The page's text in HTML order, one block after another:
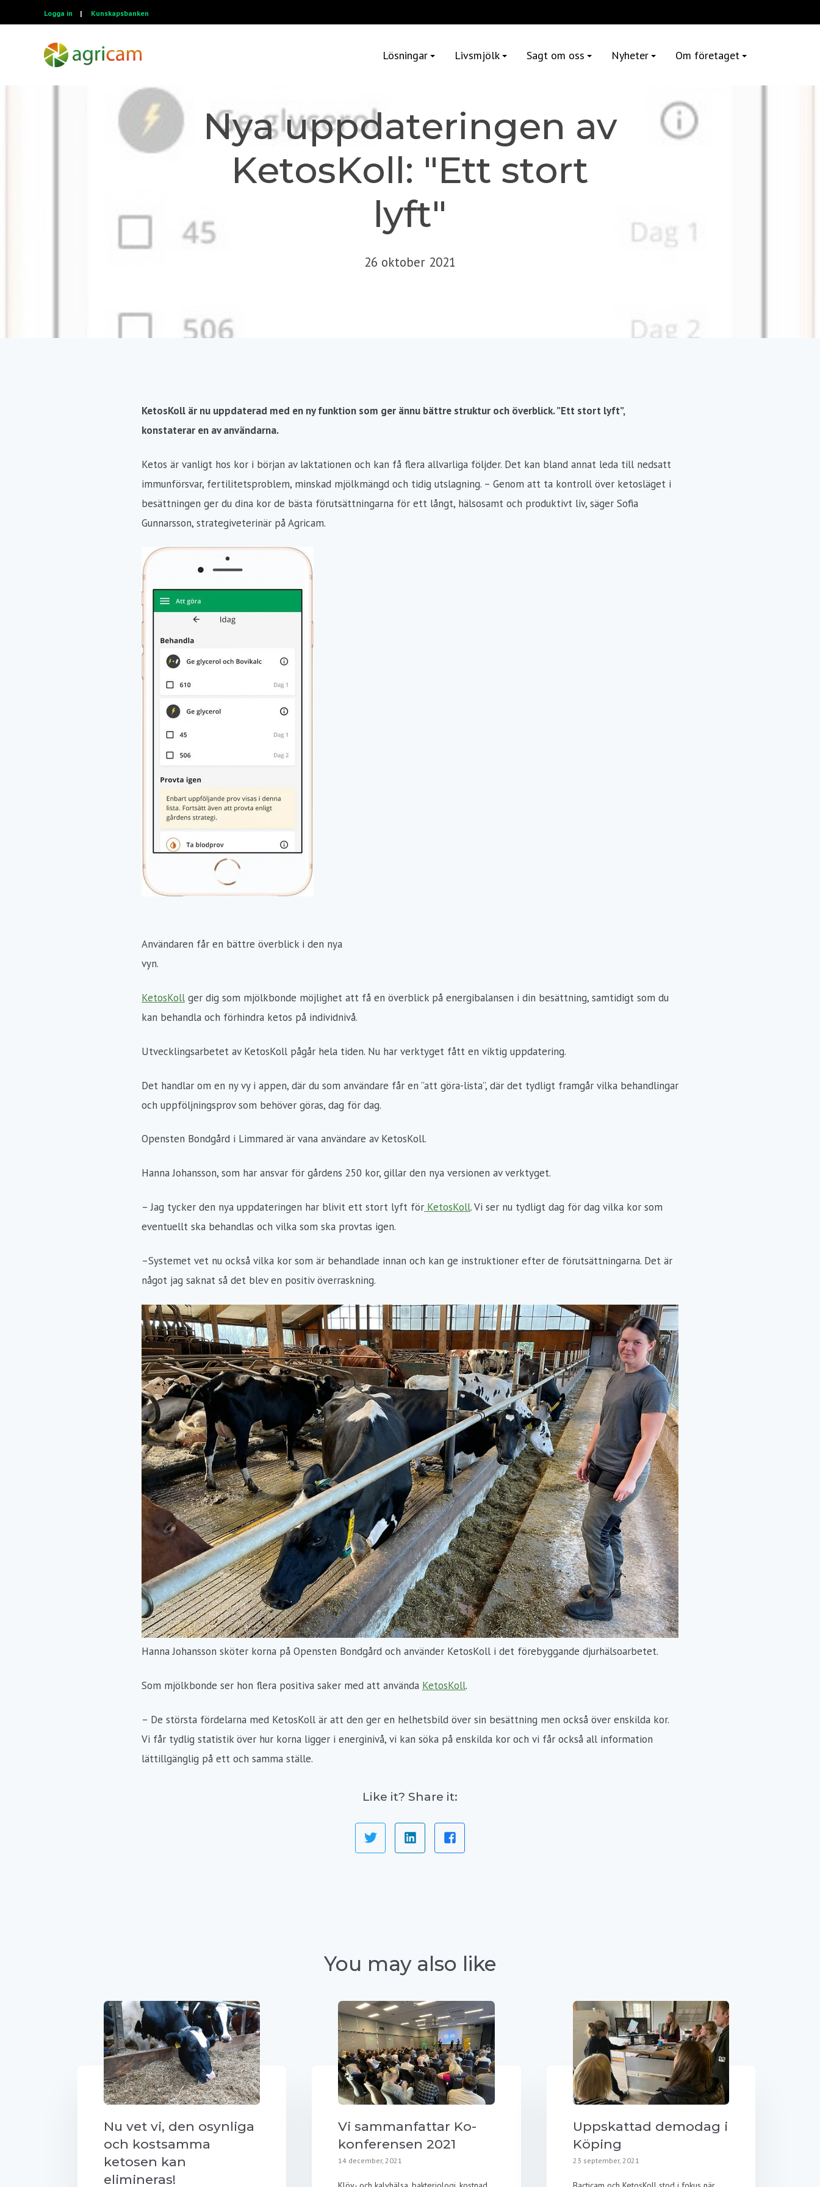
Logga in | Kunskapsbanken
Lösningar Livsmjölk Sagt om oss Nyheter Om företaget
Nya uppdateringen av
KetosKoll: "Ett stort
lyft"
26 oktober 2021
KetosKoll är nu uppdaterad med en ny funktion som ger ännu bättre struktur och överblick. ”Ett stort lyft”,
konstaterar en av användarna.
Ketos är vanligt hos kor i början av laktationen och kan få flera allvarliga följder. Det kan bland annat leda till nedsatt
immunförsvar, fertilitetsproblem, minskad mjölkmängd och tidig utslagning. – Genom att ta kontroll över ketosläget i
besättningen ger du dina kor de bästa förutsättningarna för ett långt, hälsosamt och produktivt liv, säger Sofia
Gunnarsson, strategiveterinär på Agricam.
Användaren får en bättre överblick i den nya
vyn.
KetosKoll ger dig som mjölkbonde möjlighet att få en överblick på energibalansen i din besättning, samtidigt som du
kan behandla och förhindra ketos på individnivå.
Utvecklingsarbetet av KetosKoll pågår hela tiden. Nu har verktyget fått en viktig uppdatering.
Det handlar om en ny vy i appen, där du som användare får en ”att göra-lista”, där det tydligt framgår vilka behandlingar
och uppföljningsprov som behöver göras, dag för dag.
Opensten Bondgård i Limmared är vana användare av KetosKoll.
Hanna Johansson, som har ansvar för gårdens 250 kor, gillar den nya versionen av verktyget.
– Jag tycker den nya uppdateringen har blivit ett stort lyft för KetosKoll. Vi ser nu tydligt dag för dag vilka kor som
eventuellt ska behandlas och vilka som ska provtas igen.
–Systemet vet nu också vilka kor som är behandlade innan och kan ge instruktioner efter de förutsättningarna. Det är
något jag saknat så det blev en positiv överraskning.
Hanna Johansson sköter korna på Opensten Bondgård och använder KetosKoll i det förebyggande djurhälsoarbetet.
Som mjölkbonde ser hon flera positiva saker med att använda KetosKoll.
– De största fördelarna med KetosKoll är att den ger en helhetsbild över sin besättning men också över enskilda kor.
Vi får tydlig statistik över hur korna ligger i energinivå, vi kan söka på enskilda kor och vi får också all information
lättillgänglig på ett och samma ställe.
Like it? Share it:
You may also like
Nu vet vi, den osynliga
och kostsamma
ketosen kan
elimineras!
Vi sammanfattar Ko-
konferensen 2021
14 december, 2021
Uppskattad demodag i
Köping
23 september, 2021